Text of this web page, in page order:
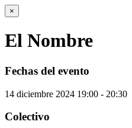
×
El Nombre
Fechas del evento
14 diciembre 2024 19:00 - 20:30
Colectivo